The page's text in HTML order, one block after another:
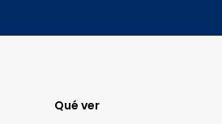
Qué ver